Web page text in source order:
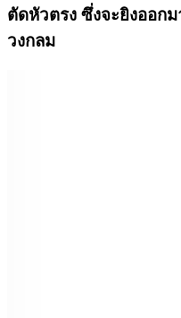
ตัดหัวตรง ซึ่งจะยิงออก
วงกลม